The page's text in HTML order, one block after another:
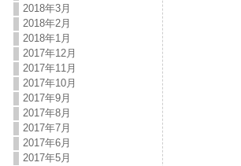
2018年3月
2018年2月
2018年1月
2017年12月
2017年11月
2017年10月
2017年9月
2017年8月
2017年7月
2017年6月
2017年5月